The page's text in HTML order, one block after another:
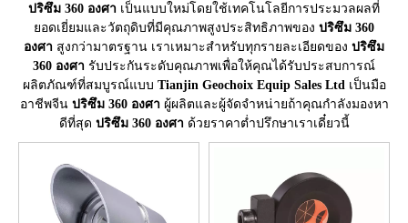
ปริซึม 360 องศา เป็นแบบใหม่โดยใช้เทคโนโลยีการประมวลผลที่
ยอดเยี่ยมและวัตถุดิบที่มีคุณภาพสูงประสิทธิภาพของ ปริซึม 360
องศา สูงกว่ามาตรฐาน เราเหมาะสำหรับทุกรายละเอียดของ ปริซึม
360 องศา รับประกันระดับคุณภาพเพื่อให้คุณได้รับประสบการณ์
ผลิตภัณฑ์ที่สมบูรณ์แบบ Tianjin Geochoix Equip Sales Ltdเป็นมือ
อาชีพจีน ปริซึม 360 องศา ผู้ผลิตและผู้จัดจำหน่ายถ้าคุณกำลังมองหา
ดีที่สุด ปริซึม 360 องศา ด้วยราคาต่ำปรึกษาเราเดี๋ยวนี้